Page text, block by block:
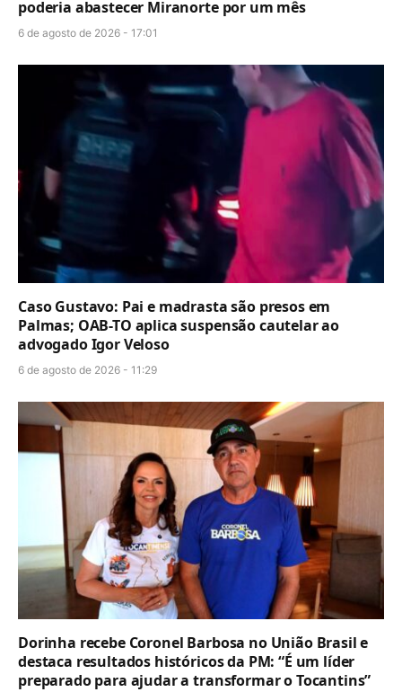
poderia abastecer Miranorte por um mês
6 de agosto de 2026 - 17:01
Caso Gustavo: Pai e madrasta são presos em
Palmas; OAB-TO aplica suspensão cautelar ao
advogado Igor Veloso
6 de agosto de 2026 - 11:29
Dorinha recebe Coronel Barbosa no União Brasil e
destaca resultados históricos da PM: “É um líder
preparado para ajudar a transformar o Tocantins”